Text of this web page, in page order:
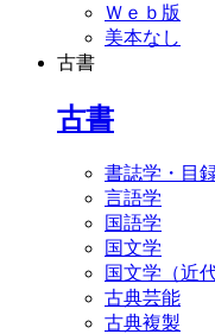
Ｗｅｂ版
美本なし
古書
古書
書誌学・目
言語学
国語学
国文学
国文学（近代
古典芸能
古典複製